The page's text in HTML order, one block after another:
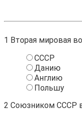
1 Вторая мировая
СССР
Данию
Англию
Польшу
2 Союзником СССР